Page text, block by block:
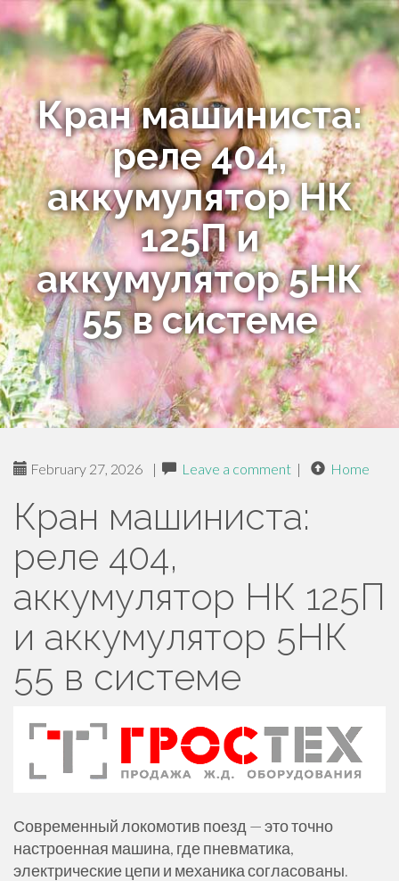
Кран машиниста:
реле 404,
аккумулятор НК
125П и
аккумулятор 5НК
55 в системе
February 27, 2026 | Leave a comment | Home
Кран машиниста:
реле 404,
аккумулятор НК 125П
и аккумулятор 5НК
55 в системе
Современный локомотив поезд — это точно
настроенная машина, где пневматика,
электрические цепи и механика согласованы.